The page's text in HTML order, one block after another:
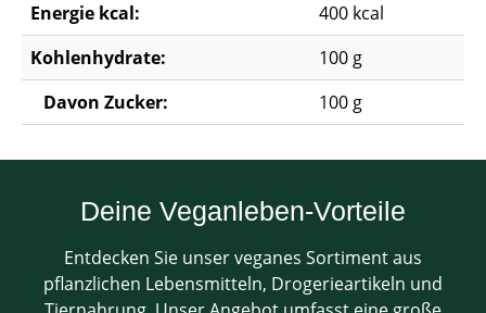
Energie kcal:
400 kcal
Kohlenhydrate:
100 g
Davon Zucker:
100 g
Deine Veganleben-Vorteile
Entdecken Sie unser veganes Sortiment aus
pflanzlichen Lebensmitteln, Drogerieartikeln und